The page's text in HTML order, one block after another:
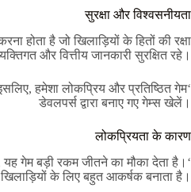
सुरक्षा और विश्वसनीयता
होता है जो खिलाड़ियों के हितों की रक्षा
और वित्तीय जानकारी सुरक्षित रहे।
हमेशा लोकप्रिय और प्रतिष्ठित गेम
डेवलपर्स द्वारा बनाए गए गेम्स खेलें।
लोकप्रियता के कारण
गेम बड़ी रकम जीतने का मौका देता है।
के लिए बहुत आकर्षक बनाता है।